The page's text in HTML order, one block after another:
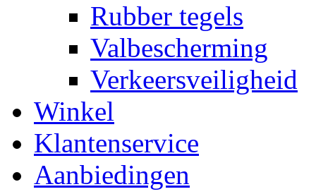
Rubber tegels
Valbescherming
Verkeersveiligheid
Winkel
Klantenservice
Aanbiedingen